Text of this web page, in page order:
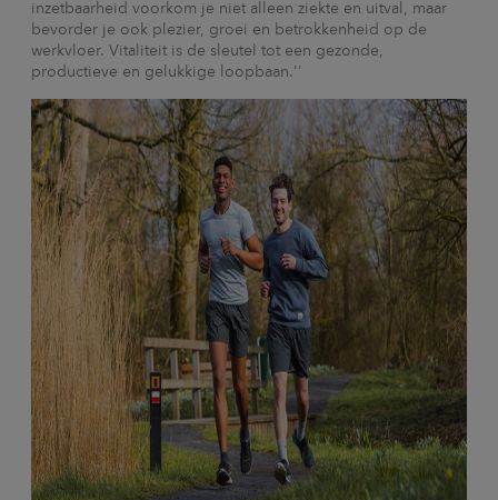
inzetbaarheid voorkom je niet alleen ziekte en uitval, maar
bevorder je ook plezier, groei en betrokkenheid op de
werkvloer. Vitaliteit is de sleutel tot een gezonde,
productieve en gelukkige loopbaan.''